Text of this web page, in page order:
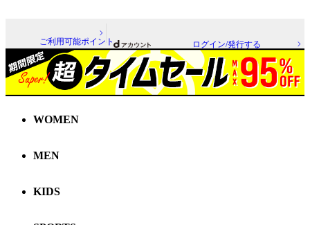
ご利用可能ポイント ログイン/発行する
WOMEN
MEN
KIDS